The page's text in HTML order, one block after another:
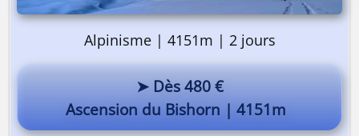
Alpinisme | 4151m | 2 jours
➤ Dès 480 €
Ascension du Bishorn | 4151m